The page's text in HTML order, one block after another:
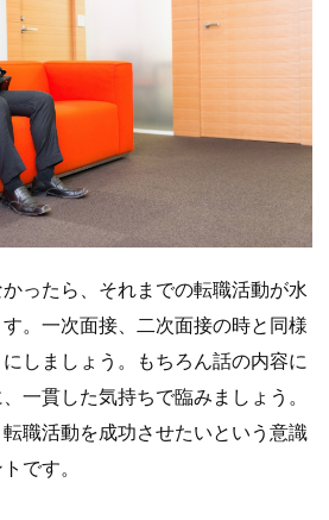
ったら、それまでの転職活動が水
。一次面接、二次面接の時と同様
しましょう。もちろん話の内容に
一貫した気持ちで臨みましょう。
職活動を成功させたいという意識
です。